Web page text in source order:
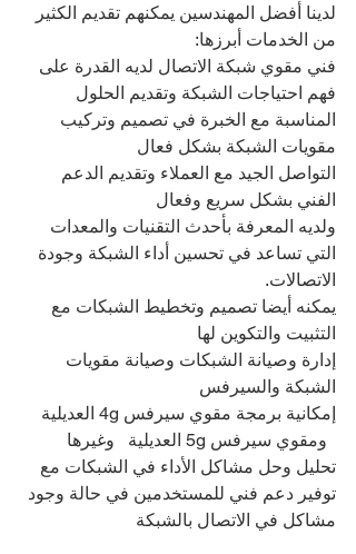
لدينا أفضل المهندسين يمكنهم تقديم الكثير
من الخدمات أبرزها:
فني مقوي شبكة الاتصال لديه القدرة على
فهم احتياجات الشبكة وتقديم الحلول
المناسبة مع الخبرة في تصميم وتركيب
مقويات الشبكة بشكل فعال
التواصل الجيد مع العملاء وتقديم الدعم
الفني بشكل سريع وفعال
ولديه المعرفة بأحدث التقنيات والمعدات
التي تساعد في تحسين أداء الشبكة وجودة
الاتصالات.
يمكنه أيضا تصميم وتخطيط الشبكات مع
التثبيت والتكوين لها
إدارة وصيانة الشبكات وصيانة مقويات
الشبكة والسيرفس
إمكانية برمجة مقوي سيرفس 4g العديلية
ومقوي سيرفس 5g العديلية   وغيرها
تحليل وحل مشاكل الأداء في الشبكات مع
توفير دعم فني للمستخدمين في حالة وجود
مشاكل في الاتصال بالشبكة